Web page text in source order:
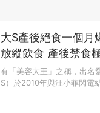
大S產後絕食一個月
放縱飲食 產後禁食
有「美容大王」之稱，出名
S）於2010年與汪小菲閃電